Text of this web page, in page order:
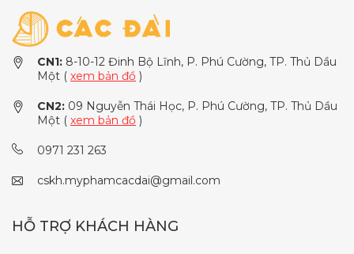
CN1: 8-10-12 Đinh Bộ Lĩnh, P. Phú Cường, TP. Thủ Dầu
Một ( xem bản đồ )
CN2: 09 Nguyễn Thái Học, P. Phú Cường, TP. Thủ Dầu
Một ( xem bản đồ )
0971 231 263
cskh.myphamcacdai@gmail.com
HỖ TRỢ KHÁCH HÀNG